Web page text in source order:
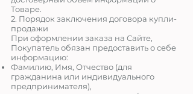
Товаре.
2. Порядок заключения договора купли-
продажи
При оформлении заказа на Сайте,
Покупатель обязан предоставить о себе
информацию:
Фамилию, Имя, Отчество (для
гражданина или индивидуального
предпринимателя),